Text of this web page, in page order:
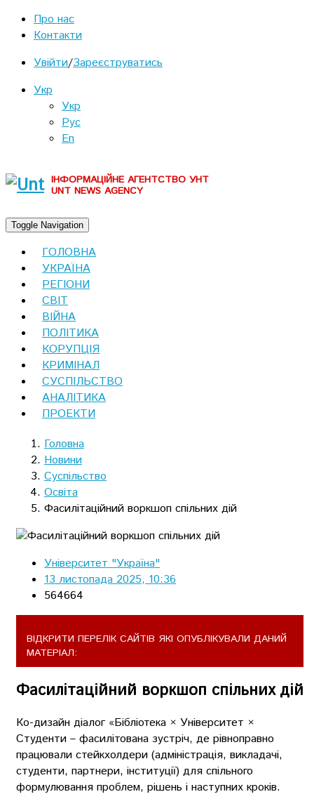
Про нас
Контакти
Увійти/Зареєструватись
Укр
Укр
Рус
En
ІНФОРМАЦІЙНЕ АГЕНТСТВО УНТ
UNT NEWS AGENCY
Toggle Navigation
ГОЛОВНА
УКРАЇНА
РЕГІОНИ
СВІТ
ВІЙНА
ПОЛІТИКА
КОРУПЦІЯ
КРИМІНАЛ
СУСПІЛЬСТВО
АНАЛІТИКА
ПРОЕКТИ
Головна
Новини
Суспільство
Освіта
Фасилітаційний воркшоп спільних дій
Університет "Україна"
13 листопада 2025, 10:36
564664
ВІДКРИТИ ПЕРЕЛІК САЙТІВ ЯКІ ОПУБЛІКУВАЛИ ДАНИЙ
МАТЕРІАЛ:
Фасилітаційний воркшоп спільних дій
Ко-дизайн діалог «Бібліотека × Університет ×
Студенти – фасилітована зустріч, де рівноправно
працювали стейкхолдери (адміністрація, викладачі,
студенти, партнери, інституції) для спільного
формулювання проблем, рішень і наступних кроків.